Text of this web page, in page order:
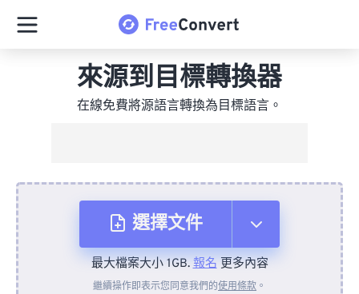
來源到目標轉換器
在線免費將源語言轉換為目標語言。
選擇文件
來自裝置
最大檔案大小 1GB.報名更多內容
繼續操作即表示您同意我們的使用條款 。